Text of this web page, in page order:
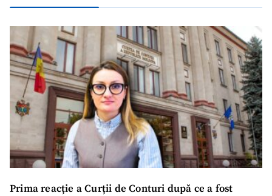
Prima reacție a Curții de Conturi după ce a fost